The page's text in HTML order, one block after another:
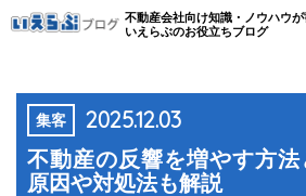
不動産会社向け知識・ノウハウが
いえらぶのお役立ちブログ
集客 2025.12.03
不動産の反響を増やす方
原因や対処法も解説